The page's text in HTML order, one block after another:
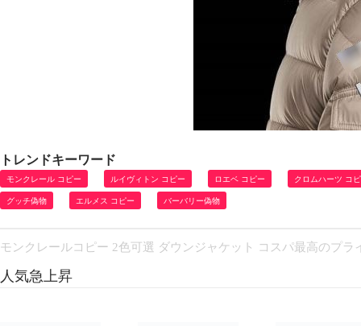
トレンドキーワード
モンクレール コピー ルイヴィトン コピー ロエベ コピー クロムハーツ コ
グッチ偽物 エルメス コピー バーバリー偽物
モンクレールコピー 2色可選 ダウンジャケット コスパ最高のプラ
人気急上昇